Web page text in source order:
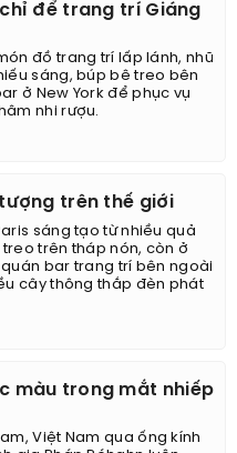
để trang trí Giáng
đồ trang trí lấp lánh, nhũ
sáng, búp bê treo bên
ở New York để phục vụ
nhi rượu.
trên thế giới
sáng tạo từ nhiều quả
treo trên tháp nón, còn ở
quán bar trang trí bên ngoài
cây thông thắp đèn phát
màu trong mắt nhiếp
Việt Nam qua ống kính